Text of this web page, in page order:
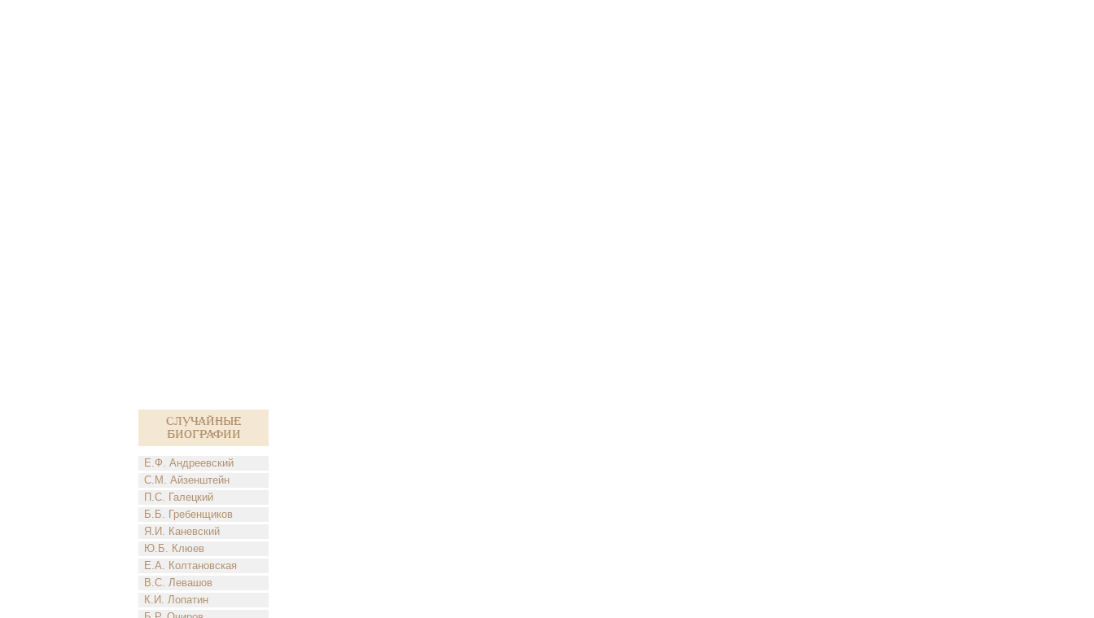
Случайные
биографии
Е.Ф. Андреевский
С.М. Айзенштейн
П.С. Галецкий
Б.Б. Гребенщиков
Я.И. Каневский
Ю.Б. Клюев
Е.А. Колтановская
В.С. Левашов
К.И. Лопатин